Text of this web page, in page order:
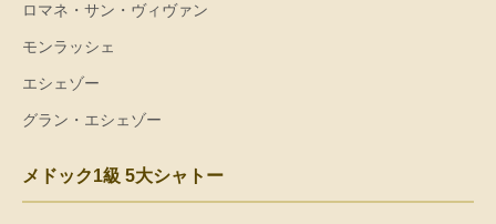
ロマネ・サン・ヴィヴァン
モンラッシェ
エシェゾー
グラン・エシェゾー
メドック1級 5大シャトー